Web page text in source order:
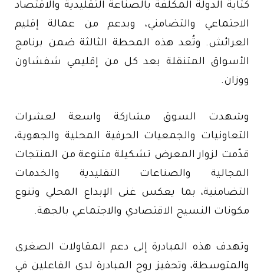
كتابة الدولة المكلفة بالصناعة التقليدية والاقتصاد
الاجتماعي والتضامني، وبدعم من عمالة إقليم
العرائش. وتُعد هذه المحطة الثالثة ضمن برنامج
الأسواق المتنقلة بعد كل من إقليمي شفشاون
ووزان.
وشهدت السوق مشاركة واسعة لعشرات
التعاونيات والجمعيات الحرفية المحلية والجهوية،
قدّمت لزوار المعرض تشكيلة متنوعة من المنتجات
المجالية والصناعات التقليدية والخدمات
التضامنية، بما يعكس غنى الإبداع المحلي وتنوع
مكونات النسيج الاقتصادي والاجتماعي بالجهة.
وتهدف هذه المبادرة إلى دعم المقاولات الصغرى
والمتوسطة، وتحفيز روح المبادرة لدى الفاعلين في